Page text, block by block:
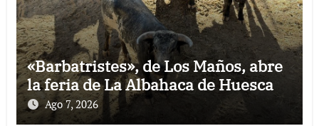
«Barbatristes», de Los Maños, abre
la feria de La Albahaca de Huesca
Ago 7, 2026